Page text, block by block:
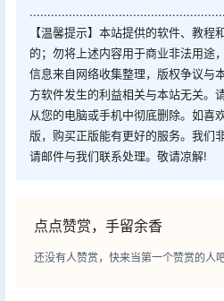
【温馨提示】本站提供的软件、教程
的；勿将上述内容用于商业非法用途
信息来自网络收集整理，版权争议与
方软件发生的利益相关与本站无关。
从您的电脑或手机中彻底删除。如喜
版，购买正版能有更好的服务。我们
请邮件与我们联系处理。敬请凉解!
点点赞赏，手留余香
还没有人赞赏，快来当第一个赞赏的人吧